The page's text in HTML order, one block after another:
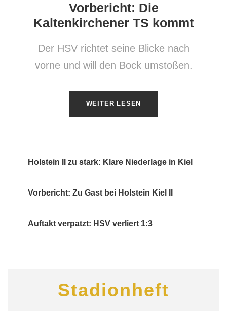
Vorbericht: Die
Kaltenkirchener TS kommt
Der HSV richtet seine Blicke nach
vorne und will den Bock umstoßen.
WEITER LESEN
Holstein II zu stark: Klare Niederlage in Kiel
Vorbericht: Zu Gast bei Holstein Kiel II
Auftakt verpatzt: HSV verliert 1:3
Stadionheft